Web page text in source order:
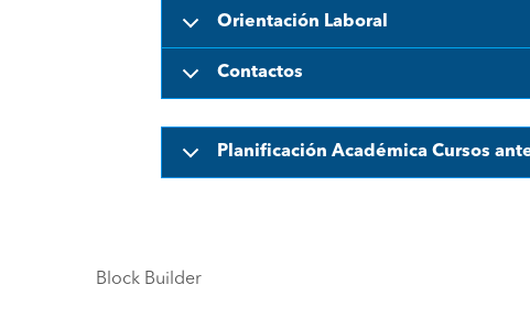
Orientación Laboral
Contactos
Planificación Académica Cursos
Block Builder